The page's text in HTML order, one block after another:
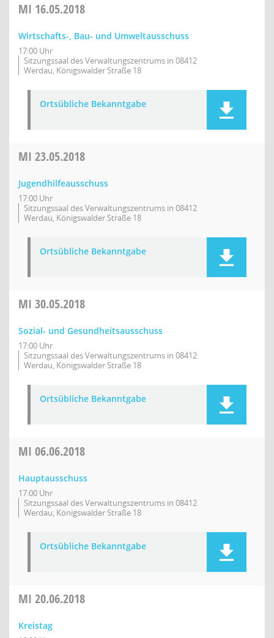
MI 16.05.2018
Wirtschafts-, Bau- und Umweltausschuss
17:00 Uhr
Sitzungssaal des Verwaltungszentrums in 08412
Werdau, Königswalder Straße 18
Ortsübliche Bekanntgabe
MI 23.05.2018
Jugendhilfeausschuss
17:00 Uhr
Sitzungssaal des Verwaltungszentrums in 08412
Werdau, Königswalder Straße 18
Ortsübliche Bekanntgabe
MI 30.05.2018
Sozial- und Gesundheitsausschuss
17:00 Uhr
Sitzungssaal des Verwaltungszentrums in 08412
Werdau, Königswalder Straße 18
Ortsübliche Bekanntgabe
MI 06.06.2018
Hauptausschuss
17:00 Uhr
Sitzungssaal des Verwaltungszentrums in 08412
Werdau, Königswalder Straße 18
Ortsübliche Bekanntgabe
MI 20.06.2018
Kreistag